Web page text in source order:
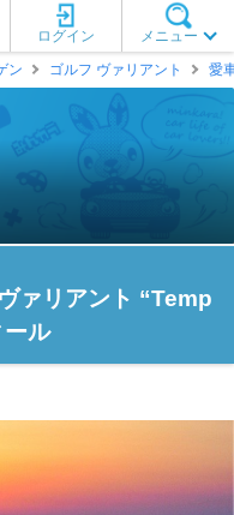
メニュー
ログイン
ン ゴルフ ヴァリアント 愛
ァリアント “Temp
ル